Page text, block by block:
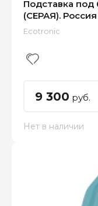
Подставка под
(СЕРАЯ). Россия
Ecotronic
9 300 руб.
Нет в наличии